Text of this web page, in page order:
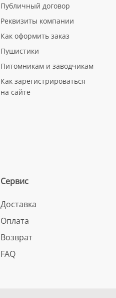
Публичный договор
Реквизиты компании
Как оформить заказ
Пушистики
Питомникам и заводчикам
Как зарегистрироваться
на сайте
Сервис
Доставка
Оплата
Возврат
FAQ